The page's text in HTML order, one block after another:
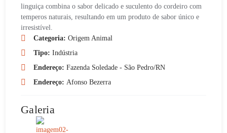
linguiça combina o sabor delicado e suculento do cordeiro com
temperos naturais, resultando em um produto de sabor único e
irresistível.
Categoria:Origem Animal
Tipo:Indústria
Endereço:Fazenda Soledade - São Pedro/RN
Endereço:Afonso Bezerra
Galeria